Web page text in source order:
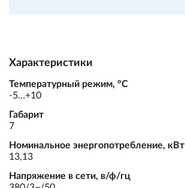
Характеристики
Температурный режим, °С
-5…+10
Габарит
7
Номинальное энергопотребление, кВт
13,13
Напряжение в сети, в/ф/гц